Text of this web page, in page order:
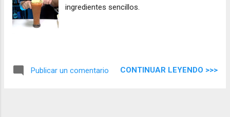
ingredientes sencillos.
Publicar un comentario CONTINUAR LEYENDO >>>